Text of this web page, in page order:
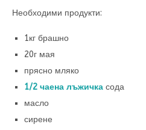
Необходими продукти:
1кг брашно
20г мая
прясно мляко
1/2 чаена лъжичка сода
масло
сирене